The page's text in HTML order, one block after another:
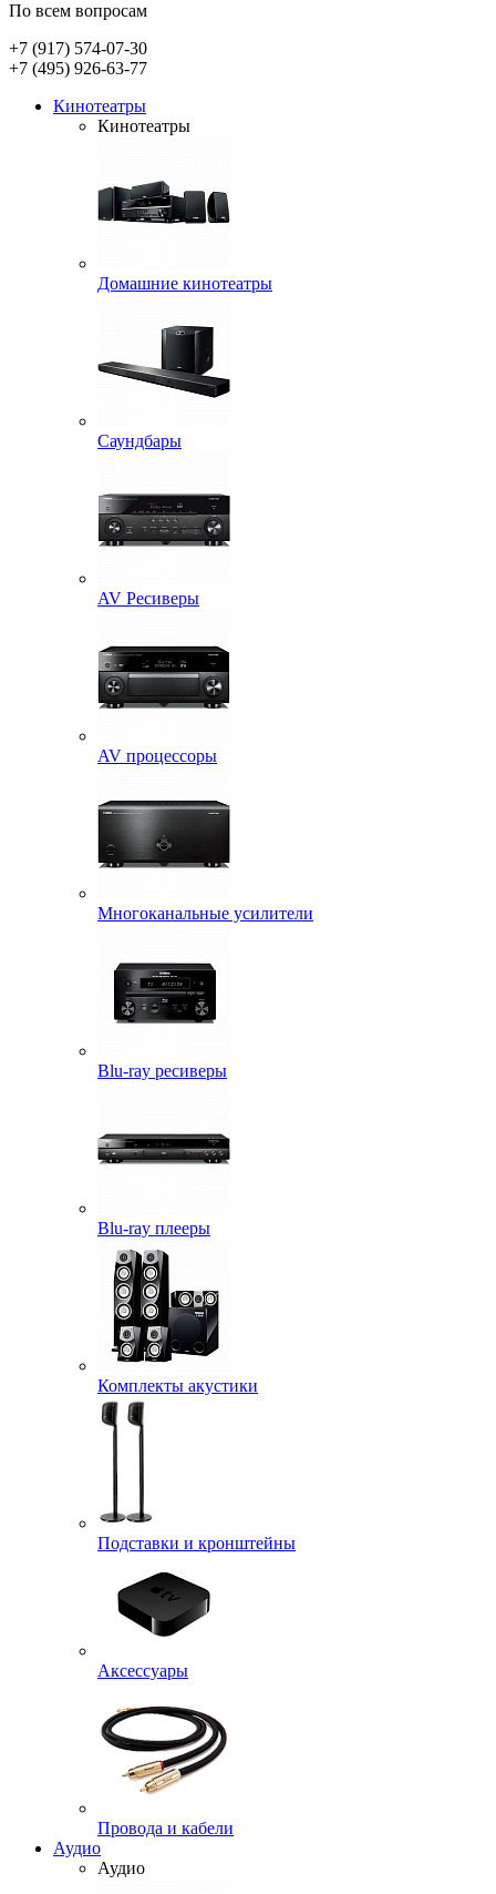
По всем вопросам
+7 (917) 574-07-30
+7 (495) 926-63-77
Кинотеатры
Кинотеатры
Домашние кинотеатры
Саундбары
AV Ресиверы
AV процессоры
Многоканальные усилители
Blu-ray ресиверы
Blu-ray плееры
Комплекты акустики
Подставки и кронштейны
Аксессуары
Провода и кабели
Аудио
Аудио